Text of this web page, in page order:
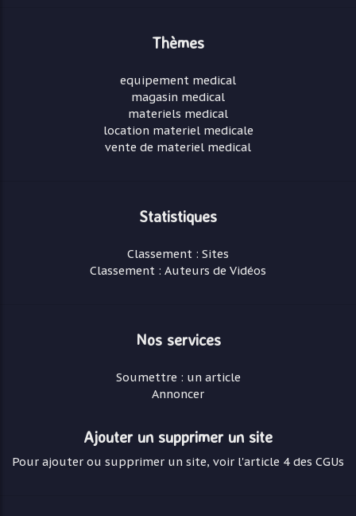
Thèmes
equipement medical
magasin medical
materiels medical
location materiel medicale
vente de materiel medical
Statistiques
Classement : Sites
Classement : Auteurs de Vidéos
Nos services
Soumettre : un article
Annoncer
Ajouter un supprimer un site
Pour ajouter ou supprimer un site, voir l'article 4 des CGUs